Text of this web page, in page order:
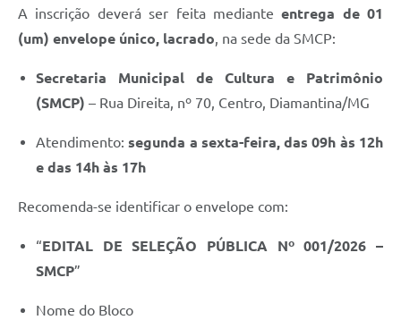
A inscrição deverá ser feita medianteentrega de 01
(um) envelope único, lacrado, na sede da SMCP:
Secretaria Municipal de Cultura e Patrimônio
(SMCP) – Rua Direita, nº 70, Centro, Diamantina/MG
Atendimento:segunda a sexta-feira, das 09h às 12h
e das 14h às 17h
Recomenda-se identificar o envelope com:
“EDITAL DE SELEÇÃO PÚBLICA Nº 001/2026 –
SMCP”
Nome do Bloco